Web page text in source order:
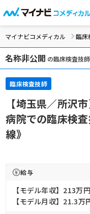
マイナビコメディカル 臨床
名称非公開 の臨床検査技
臨床検査技師
【埼玉県／所沢
病院での臨床検
線》
給与
【モデル年収】213万
【モデル月収】21.3